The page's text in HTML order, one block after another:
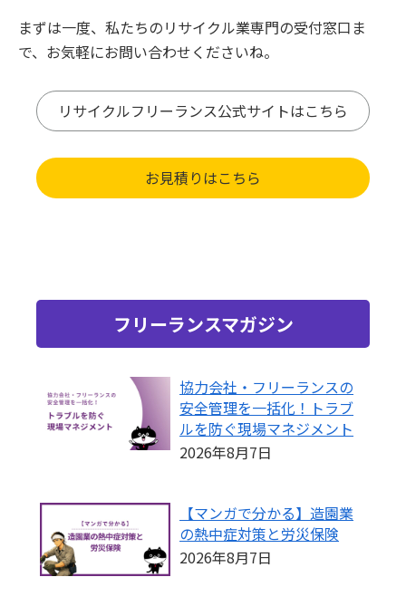
まずは一度、私たちのリサイクル業専門の受付窓口ま
で、お気軽にお問い合わせくださいね。
リサイクルフリーランス公式サイトはこちら
お見積りはこちら
フリーランスマガジン
協力会社・フリーランスの
安全管理を一括化！トラブ
ルを防ぐ現場マネジメント
2026年8月7日
【マンガで分かる】造園業
の熱中症対策と労災保険
2026年8月7日